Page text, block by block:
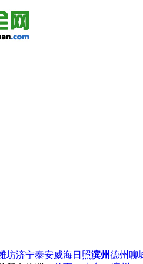
坊济宁泰安威海日照滨州德州聊